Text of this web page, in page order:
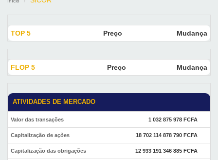
TOP 5 Preço Mudança
FLOP 5 Preço Mudança
ATIVIDADES DE MERCADO
Valor das transações 1 032 875 978 FCFA
Capitalização de ações 18 702 114 878 790 FCFA
Capitalização das obrigações 12 933 191 346 885 FCFA